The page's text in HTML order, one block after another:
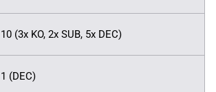
10 (3x KO, 2x SUB, 5x DEC)
1 (DEC)